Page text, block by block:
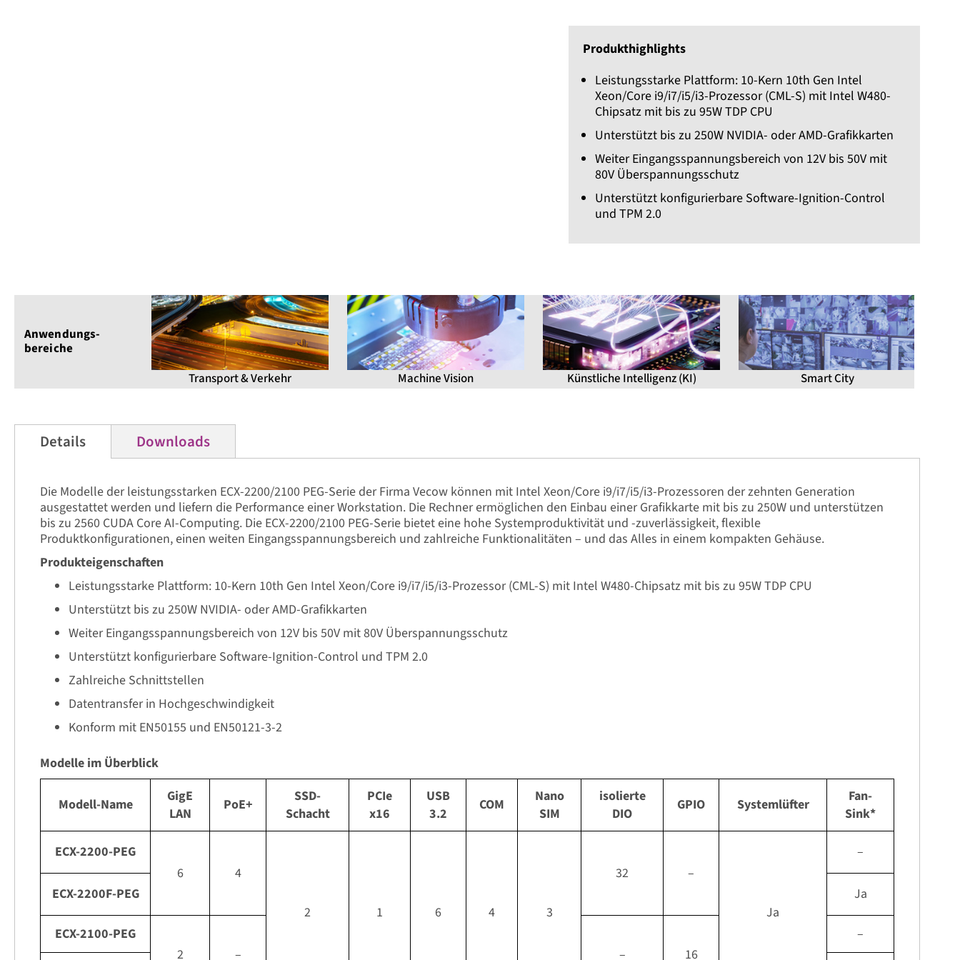
Produkthighlights
Leistungsstarke Plattform: 10-Kern 10th Gen Intel
Xeon/Core i9/i7/i5/i3-Prozessor (CML-S) mit Intel W480-
Chipsatz mit bis zu 95W TDP CPU
Unterstützt bis zu 250W NVIDIA- oder AMD-Grafikkarten
Weiter Eingangsspannungsbereich von 12V bis 50V mit
80V Überspannungsschutz
Unterstützt konfigurierbare Software-Ignition-Control
und TPM 2.0
Anwendungs­
bereiche
Transport & Verkehr
Machine Vision Künstliche Intelligenz (KI) Smart City
Details
Die Modelle der leistungsstarken ECX-2200/2100 PEG-Serie der Firma Vecow können mit Intel Xeon/Core i9/i7/i5/i3-Prozessoren der zehnten Generation
ausgestattet werden und liefern die Performance einer Workstation. Die Rechner ermöglichen den Einbau einer Grafikkarte mit bis zu 250W und unterstützen
bis zu 2560 CUDA Core AI-Computing. Die ECX-2200/2100 PEG-Serie bietet eine hohe Systemproduktivität und -zuverlässigkeit, flexible
Produktkonfigurationen, einen weiten Eingangsspannungsbereich und zahlreiche Funktionalitäten – und das Alles in einem kompakten Gehäuse.
Produkteigenschaften
Leistungsstarke Plattform: 10-Kern 10th Gen Intel Xeon/Core i9/i7/i5/i3-Prozessor (CML-S) mit Intel W480-Chipsatz mit bis zu 95W TDP CPU
Unterstützt bis zu 250W NVIDIA- oder AMD-Grafikkarten
Weiter Eingangsspannungsbereich von 12V bis 50V mit 80V Überspannungsschutz
Unterstützt konfigurierbare Software-Ignition-Control und TPM 2.0
Zahlreiche Schnittstellen
Datentransfer in Hochgeschwindigkeit
Konform mit EN50155 und EN50121-3-2
Modelle im Überblick
Modell-Name
GigE
LAN
PoE+
SSD-
Schacht
PCIe
x16
USB
3.2
COM
Nano
SIM
isolierte
DIO
GPIO Systemlüfter
Fan-
Sink*
ECX-2200-PEG
6
4
2 1 6 4 3
32 –
Ja
–
ECX-2200F-PEG Ja
ECX-2100-PEG
2
– – 16
–
Downloads